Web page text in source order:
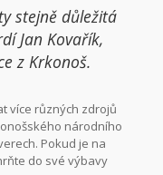
vítr a teplota klesá pod
výstrahy
na horách očekává
stejně důležitá
Jan Kovařík,
z Krkonoš.
více různých zdrojů
národního
Pokud je na
do své výbavy